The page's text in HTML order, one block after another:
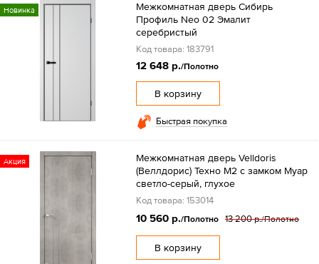
Новинка
Межкомнатная дверь Сибирь
Профиль Neo 02 Эмалит
серебристый
Код товара: 183791
12 648 р./Полотно
В корзину
Быстрая покупка
Акция
Межкомнатная дверь Velldoris
(Веллдорис) Техно M2 с замком Муар
светло-серый, глухое
Код товара: 153014
10 560 р./Полотно 13 200 р./Полотно
В корзину